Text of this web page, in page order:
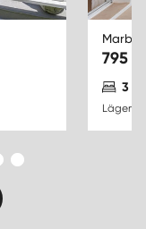
795
3